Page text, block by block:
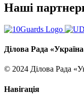
Наші
Ділова Рада
© 2024 Ділова Рада
Навігація